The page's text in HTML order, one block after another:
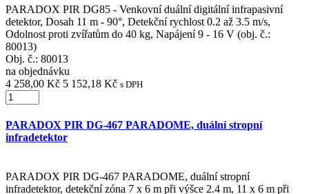
PARADOX PIR DG85 - Venkovní duální digitální infrapasivní
detektor, Dosah 11 m - 90°, Detekční rychlost 0.2 až 3.5 m/s,
Odolnost proti zvířatům do 40 kg, Napájení 9 - 16 V (obj. č.:
80013)
Obj. č.: 80013
na objednávku
4 258,00 Kč 5 152,18 Kč s DPH
PARADOX PIR DG-467 PARADOME, duální stropní
infradetektor
PARADOX PIR DG-467 PARADOME, duální stropní
infradetektor, detekční zóna 7 x 6 m při výšce 2.4 m, 11 x 6 m při